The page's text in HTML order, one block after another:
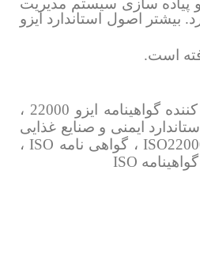
پیاده سازی سیستم مدیریت
بیشتر اصول استاندارد ایزو
گواهی نامه ایزو 22000 ، گواهینامه ایمنی در صنایع غذایی ، مدرک ایزو 22000 ، مراجع صادر کننده گواهینامه ایزو 22000 ،
ایزو 22000، استاندارد ایمنی در صنایع غذایی، اخذ 22000، اخذ استاندارد ایمنی و صنایع غذایی
، گواهی نامهISO22000 ، گواهینامهISO22000 ، اخذ گواهی نامه ISO22000 ، آخرین ویرایش ISO22000 ، گواهی نامه ISO ،